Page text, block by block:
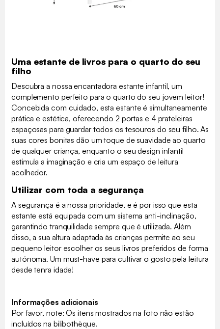
Uma estante de livros para o quarto do seu
filho
Descubra a nossa encantadora estante infantil, um
complemento perfeito para o quarto do seu jovem leitor!
Concebida com cuidado, esta estante é simultaneamente
prática e estética, oferecendo 2 portas e 4 prateleiras
espaçosas para guardar todos os tesouros do seu filho. As
suas cores bonitas dão um toque de suavidade ao quarto
de qualquer criança, enquanto o seu design infantil
estimula a imaginação e cria um espaço de leitura
acolhedor.
Utilizar com toda a segurança
A segurança é a nossa prioridade, e é por isso que esta
estante está equipada com um sistema anti-inclinação,
garantindo tranquilidade sempre que é utilizada. Além
disso, a sua altura adaptada às crianças permite ao seu
pequeno leitor escolher os seus livros preferidos de forma
autónoma. Um must-have para cultivar o gosto pela leitura
desde tenra idade!
Informações adicionais
Por favor, note: Os itens mostrados na foto não estão
incluídos na bilibothèque.